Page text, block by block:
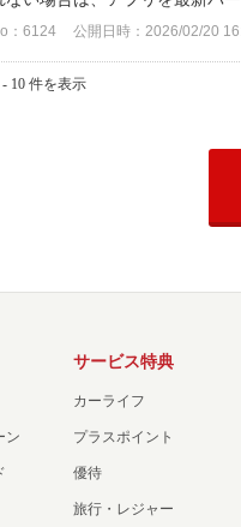
：6124 公開日時：2026/02/20
10 件を表示
ン
サービス特典
カーライフ
プラスポイント
優待
旅行・レジャー